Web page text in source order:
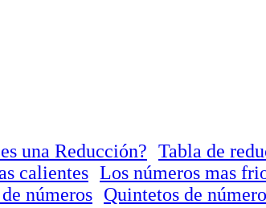
una Reducción? Tabla de
calientes Los números mas
números Quintetos de